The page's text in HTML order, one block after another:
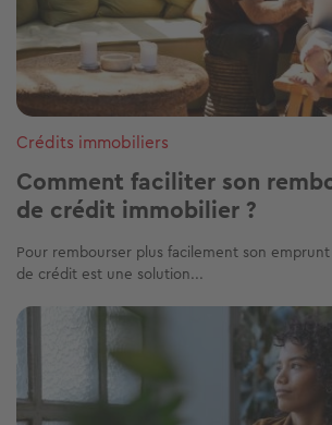
Crédits immobiliers
Comment faciliter son
de crédit immobilier ?
Pour rembourser plus facilement son
de crédit est une solution...
Image